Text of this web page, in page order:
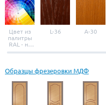
Цвет из
палитры
RAL - на
выбор
L-36 A-30
Образцы фрезеровки МДФ